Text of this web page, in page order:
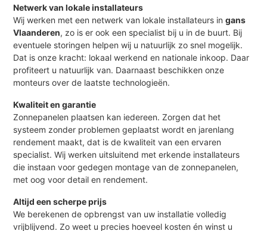
Netwerk van lokale installateurs
Wij werken met een netwerk van lokale installateurs ingans
Vlaanderen, zo is er ook een specialist bij u in de buurt. Bij
eventuele storingen helpen wij u natuurlijk zo snel mogelijk.
Dat is onze kracht: lokaal werkend en nationale inkoop. Daar
profiteert u natuurlijk van. Daarnaast beschikken onze
monteurs over de laatste technologieën.
Kwaliteit en garantie
Zonnepanelen plaatsen kan iedereen. Zorgen dat het
systeem zonder problemen geplaatst wordt en jarenlang
rendement maakt, dat is de kwaliteit van een ervaren
specialist. Wij werken uitsluitend met erkende installateurs
die instaan voor gedegen montage van de zonnepanelen,
met oog voor detail en rendement.
Altijd een scherpe prijs
We berekenen de opbrengst van uw installatie volledig
vrijblijvend. Zo weet u precies hoeveel kosten én winst u